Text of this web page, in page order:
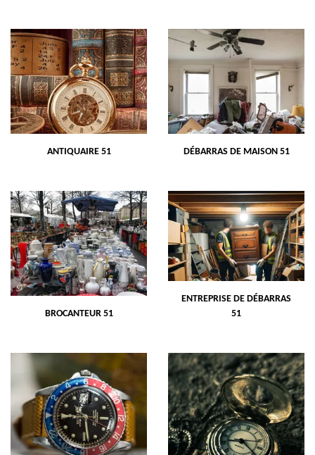
ANTIQUAIRE 51 DÉBARRAS DE MAISON 51
BROCANTEUR 51
ENTREPRISE DE DÉBARRAS
51